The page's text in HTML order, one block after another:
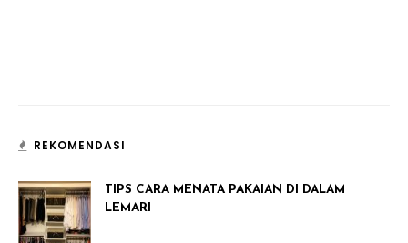
REKOMENDASI
TIPS CARA MENATA PAKAIAN DI DALAM
LEMARI